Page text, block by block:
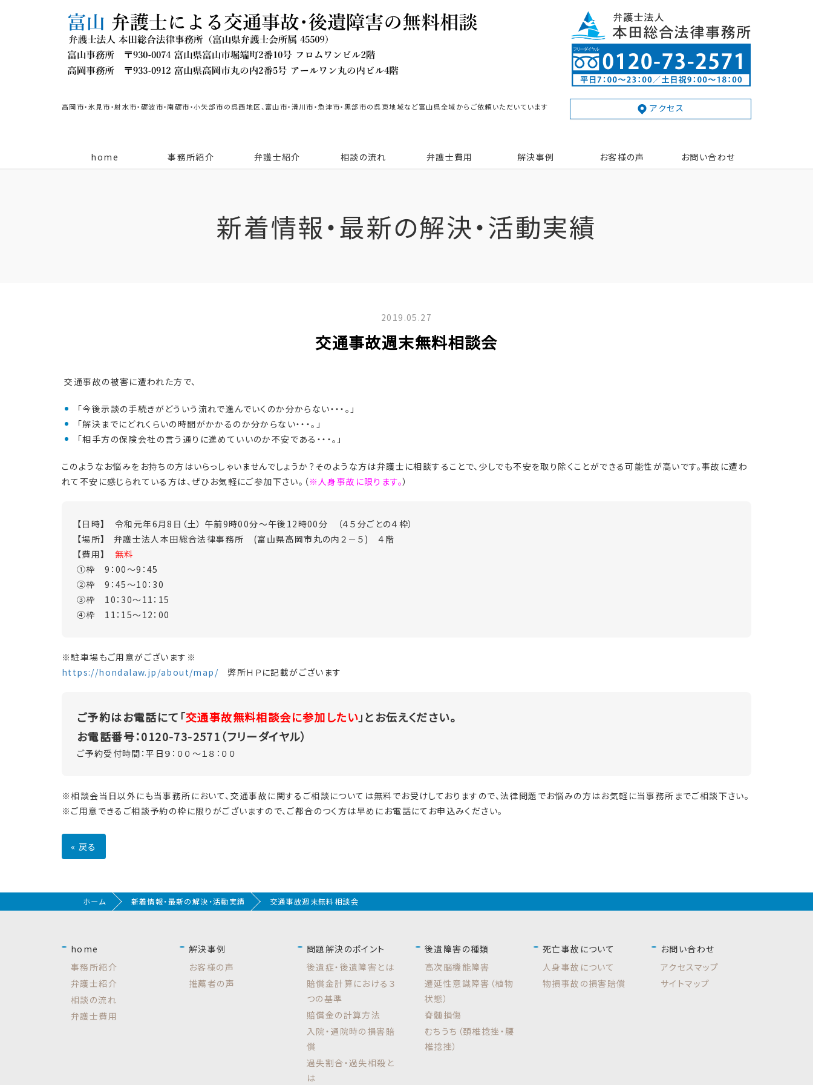
高岡市・氷見市・射水市・砺波市・南砺市・小矢部市の呉西地区、富山市・滑川市・魚津市・黒部市の呉東地域など富山県全域からご依頼いただいています アクセス
home 事務所紹介 弁護士紹介 相談の流れ 弁護士費用 解決事例 お客様の声 お問い合わせ
新着情報・最新の解決・活動実績
2019.05.27
交通事故週末無料相談会
交通事故の被害に遭われた方で、
「今後示談の手続きがどういう流れで進んでいくのか分からない・・・。」
「解決までにどれくらいの時間がかかるのか分からない・・・。」
「相手方の保険会社の言う通りに進めていいのか不安である・・・。」
このようなお悩みをお持ちの方はいらっしゃいませんでしょうか？そのような方は弁護士に相談することで、少しでも不安を取り除くことができる可能性が高いです。事故に遭わ
れて不安に感じられている方は、ぜひお気軽にご参加下さい。（※人身事故に限ります。）
【日時】 令和元年6月8日（土） 午前9時00分～午後12時00分 （４５分ごとの４枠）
【場所】 弁護士法人本田総合法律事務所 (富山県高岡市丸の内２－５) ４階
【費用】 無料
①枠 9：00～9：45
②枠 9：45～10：30
③枠 10：30～11：15
④枠 11：15～12：00
※駐車場もご用意がございます※
https://hondalaw.jp/about/map/ 弊所ＨＰに記載がございます
ご予約はお電話にて「交通事故無料相談会に参加したい」とお伝えください。
お電話番号：0120-73-2571（フリーダイヤル）
ご予約受付時間：平日９：００～１８：００
※相談会当日以外にも当事務所において、交通事故に関するご相談については無料でお受けしておりますので、法律問題でお悩みの方はお気軽に当事務所までご相談下さい。
※ご用意できるご相談予約の枠に限りがございますので、ご都合のつく方は早めにお電話にてお申込みください。
« 戻る
ホーム 新着情報・最新の解決・活動実績 交通事故週末無料相談会
home
事務所紹介
弁護士紹介
相談の流れ
弁護士費用
解決事例
お客様の声
推薦者の声
問題解決のポイント
後遺症・後遺障害とは
賠償金計算における３
つの基準
賠償金の計算方法
入院・通院時の損害賠
償
過失割合・過失相殺と
は
後遺障害の種類
高次脳機能障害
遷延性意識障害（植物
状態）
脊髄損傷
むちうち（頚椎捻挫・腰
椎捻挫）
死亡事故について
人身事故について
物損事故の損害賠償
お問い合わせ
アクセスマップ
サイトマップ